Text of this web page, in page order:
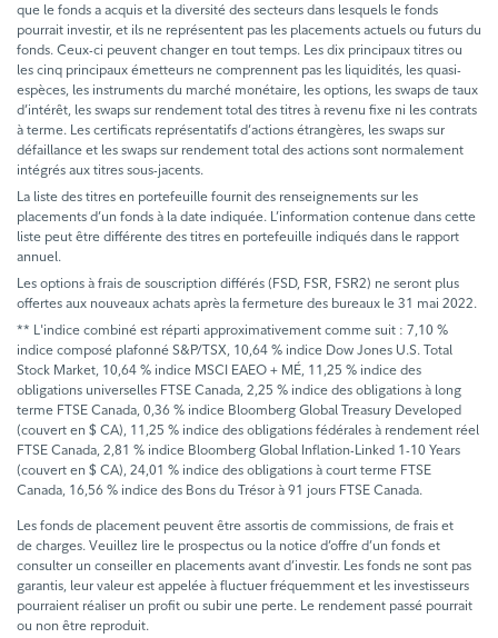
que le fonds a acquis et la diversité des secteurs dans lesquels le fonds
pourrait investir, et ils ne représentent pas les placements actuels ou futurs du
fonds. Ceux-ci peuvent changer en tout temps. Les dix principaux titres ou
les cinq principaux émetteurs ne comprennent pas les liquidités, les quasi-
espèces, les instruments du marché monétaire, les options, les swaps de taux
d’intérêt, les swaps sur rendement total des titres à revenu fixe ni les contrats
à terme. Les certificats représentatifs d’actions étrangères, les swaps sur
défaillance et les swaps sur rendement total des actions sont normalement
intégrés aux titres sous-jacents.
La liste des titres en portefeuille fournit des renseignements sur les
placements d’un fonds à la date indiquée. L’information contenue dans cette
liste peut être différente des titres en portefeuille indiqués dans le rapport
annuel.
Les options à frais de souscription différés (FSD, FSR, FSR2) ne seront plus
offertes aux nouveaux achats après la fermeture des bureaux le 31 mai 2022.
** L'indice combiné est réparti approximativement comme suit : 7,10 %
indice composé plafonné S&P/TSX, 10,64 % indice Dow Jones U.S. Total
Stock Market, 10,64 % indice MSCI EAEO + MÉ, 11,25 % indice des
obligations universelles FTSE Canada, 2,25 % indice des obligations à long
terme FTSE Canada, 0,36 % indice Bloomberg Global Treasury Developed
(couvert en $ CA), 11,25 % indice des obligations fédérales à rendement réel
FTSE Canada, 2,81 % indice Bloomberg Global Inflation-Linked 1-10 Years
(couvert en $ CA), 24,01 % indice des obligations à court terme FTSE
Canada, 16,56 % indice des Bons du Trésor à 91 jours FTSE Canada.
Les fonds de placement peuvent être assortis de commissions, de frais et
de charges. Veuillez lire le prospectus ou la notice d’offre d’un fonds et
consulter un conseiller en placements avant d’investir. Les fonds ne sont pas
garantis, leur valeur est appelée à fluctuer fréquemment et les investisseurs
pourraient réaliser un profit ou subir une perte. Le rendement passé pourrait
ou non être reproduit.